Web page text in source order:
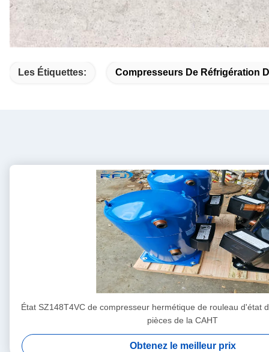
Les Étiquettes: Compresseurs De Réfrigération
État SZ148T4VC de compresseur hermétique de rouleau d'état
pièces de la CAHT
Obtenez le meilleur prix